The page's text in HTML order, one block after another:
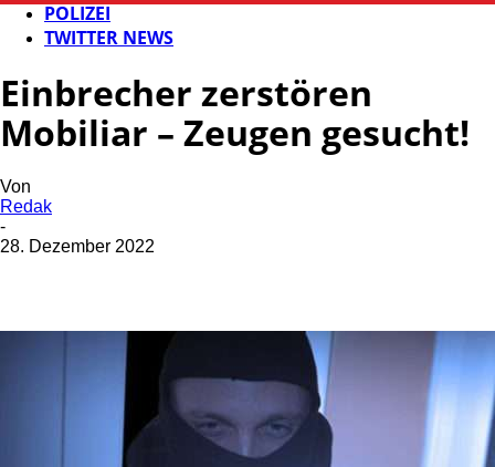
POLIZEI
TWITTER NEWS
Einbrecher zerstören
Mobiliar – Zeugen gesucht!
Von
Redak
-
28. Dezember 2022